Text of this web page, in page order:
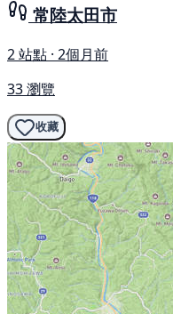
常陸太田市
2 站點 · 2個月前
33 瀏覽
收藏